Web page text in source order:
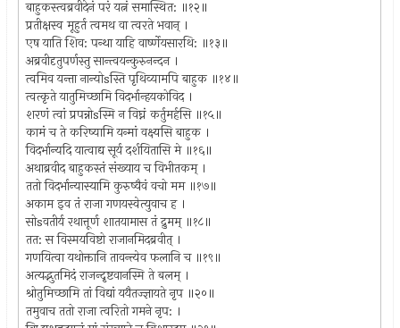
बाहुकस्त्वब्रवीदेनं परं यत्नं समास्थित: ॥१२॥
प्रतीक्षस्व मूहुर्त त्वमथ वा त्वरते भवान् ।
एष याति शिव: पन्था याहि वार्ष्णेयसारथि: ॥१३॥
अब्रवीदृतुपर्णस्तु सान्त्वयन्कुरुनन्दन ।
त्वमिव यन्ता नान्योsस्ति पृथिव्यामपि बाहुक ॥१४॥
त्वत्कृते यातुमिच्छामि विदर्भान्हयकोविद ।
शरणं त्वां प्रपन्नोsस्मि न विघ्नं कर्तुमर्हसि ॥१५॥
कामं च ते करिष्यामि यन्मां वक्ष्यसि बाहुक ।
विदर्भान्यदि यात्वाद्य सूर्य दर्शयितासि मे ॥१६॥
अथाब्रवीद बाहुकस्तं संख्याय च विभीतकम् ।
ततो विदर्भान्यास्यामि कुरुष्वैवं वचो मम ॥१७॥
अकाम इव तं राजा गणयस्वेत्युवाच ह ।
सोsवतीर्य रथात्तूर्ण शातयामास तं द्रुमम् ॥१८॥
तत: स विस्मयविष्टो राजानमिदब्रवीत् ।
गणयित्वा यथोक्तानि तावन्त्येव फलानि च ॥१९॥
अत्यद्भुतमिदं राजन्दृष्टवानस्मि ते बलम् ।
श्रोतुमि़च्छामि तां विद्यां ययैतज्ज्ञायते नृप ॥२०॥
तमुवाच ततो राजा त्वरितो गमने नृप: ।